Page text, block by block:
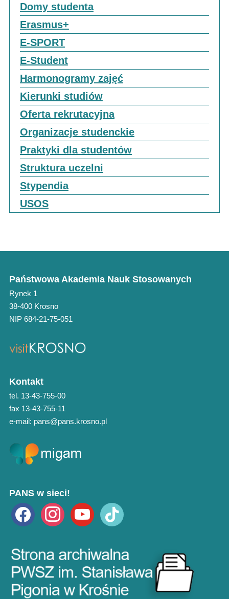
Domy studenta
Erasmus+
E-SPORT
E-Student
Harmonogramy zajęć
Kierunki studiów
Oferta rekrutacyjna
Organizacje studenckie
Praktyki dla studentów
Struktura uczelni
Stypendia
USOS
Państwowa Akademia Nauk Stosowanych
Rynek 1
38-400 Krosno
NIP 684-21-75-051
Kontakt
tel. 13-43-755-00
fax 13-43-755-11
e-mail: pans@pans.krosno.pl
PANS w sieci!
facebook instagramyoutube tiktok